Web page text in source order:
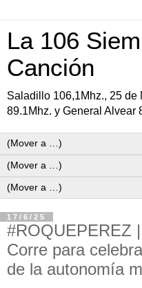
La 106
Canción
Saladillo 106,1Mhz., 25 de
89.1Mhz. y General Alvear
17/6/25
#ROQUEPEREZ
Corre para
de la autonomía